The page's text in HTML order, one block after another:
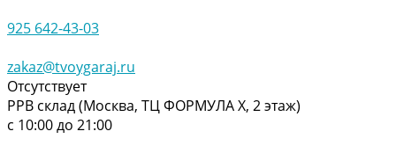
925 642-43-03
zakaz@tvoygaraj.ru
Отсутствует
РРВ склад (Москва, ТЦ ФОРМУЛА Х, 2 этаж)
с 10:00 до 21:00